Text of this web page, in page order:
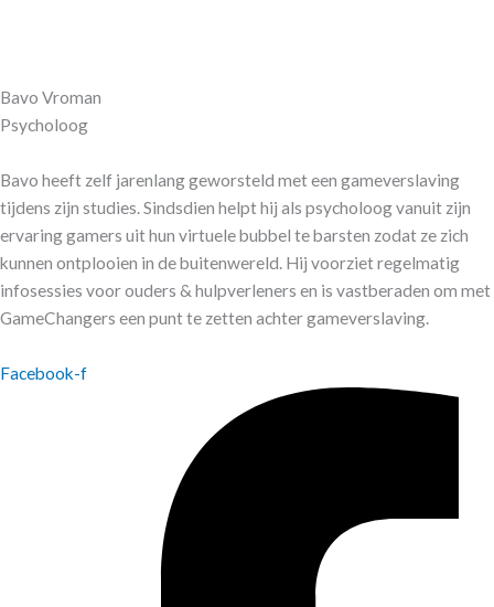
Bavo Vroman
Psycholoog
Bavo heeft zelf jarenlang geworsteld met een gameverslaving
tijdens zijn studies. Sindsdien helpt hij als psycholoog vanuit zijn
ervaring gamers uit hun virtuele bubbel te barsten zodat ze zich
kunnen ontplooien in de buitenwereld. Hij voorziet regelmatig
infosessies voor ouders & hulpverleners en is vastberaden om met
GameChangers een punt te zetten achter gameverslaving.
Facebook-f